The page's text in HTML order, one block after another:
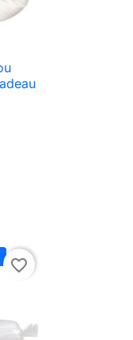
au panier
favorite_border